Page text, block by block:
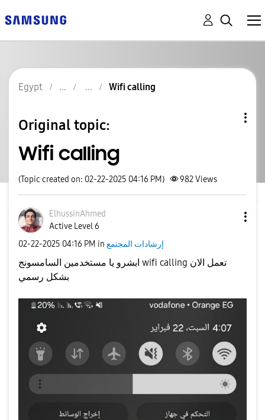
Egypt Wifi calling
Original topic:
Wifi calling
(Topic created on: 02-22-2025 04:16 PM) 982Views
ElhussinAhmed
Active Level 6
‎02-22-2025 04:16 PM in إرشادات المجتمع
ابشرو يا مستخدمين السامسونج wifi calling تعمل الان